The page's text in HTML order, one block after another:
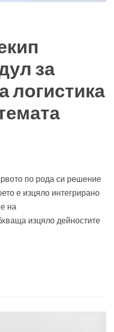
за
логистика
по рода си решение
е изцяло интегрирано
на
изцяло дейностите